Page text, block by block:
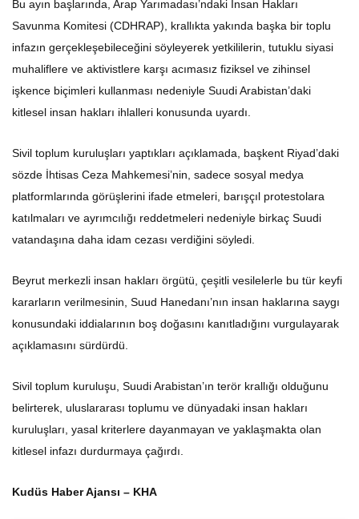
Savunma Komitesi (CDHRAP), krallıkta yakında başka bir toplu
infazın gerçekleşebileceğini söyleyerek yetkililerin, tutuklu siyasi
muhaliflere ve aktivistlere karşı acımasız fiziksel ve zihinsel
işkence biçimleri kullanması nedeniyle Suudi Arabistan’daki
kitlesel insan hakları ihlalleri konusunda uyardı.
Sivil toplum kuruluşları yaptıkları açıklamada, başkent Riyad’daki
sözde İhtisas Ceza Mahkemesi’nin, sadece sosyal medya
platformlarında görüşlerini ifade etmeleri, barışçıl protestolara
katılmaları ve ayrımcılığı reddetmeleri nedeniyle birkaç Suudi
vatandaşına daha idam cezası verdiğini söyledi.
Beyrut merkezli insan hakları örgütü, çeşitli vesilelerle bu tür keyfi
kararların verilmesinin, Suud Hanedanı’nın insan haklarına saygı
konusundaki iddialarının boş doğasını kanıtladığını vurgulayarak
açıklamasını sürdürdü.
Sivil toplum kuruluşu, Suudi Arabistan’ın terör krallığı olduğunu
belirterek, uluslararası toplumu ve dünyadaki insan hakları
kuruluşları, yasal kriterlere dayanmayan ve yaklaşmakta olan
kitlesel infazı durdurmaya çağırdı.
Kudüs Haber Ajansı – KHA